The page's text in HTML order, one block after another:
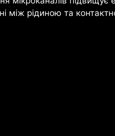
між рідиною та